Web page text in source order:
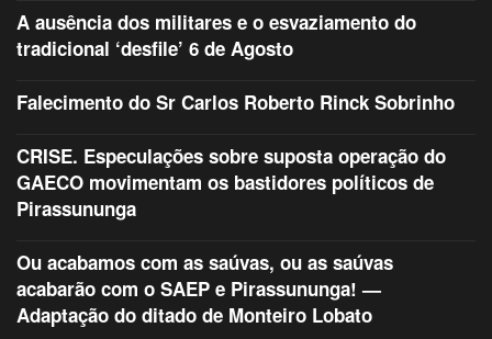
A ausência dos militares e o esvaziamento do
tradicional ‘desfile’ 6 de Agosto
Falecimento do Sr Carlos Roberto Rinck Sobrinho
CRISE. Especulações sobre suposta operação do
GAECO movimentam os bastidores políticos de
Pirassununga
Ou acabamos com as saúvas, ou as saúvas
acabarão com o SAEP e Pirassununga! —
Adaptação do ditado de Monteiro Lobato